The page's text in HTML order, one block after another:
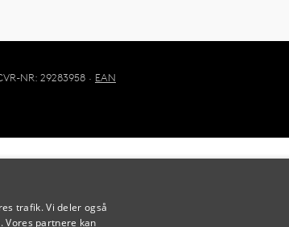
NR: 29283958 · EAN
trafik. Vi deler også
Vores partnere kan